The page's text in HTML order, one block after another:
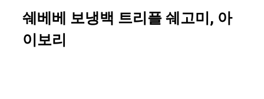
쉐베베 보냉백 트리플 쉐고미, 아
이보리